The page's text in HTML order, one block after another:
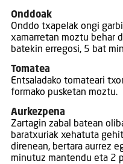
Onddoak
Onddo txapelak ongi
xamarretan moztu behar
batekin erregosi, 5 bat
Tomatea
Entsaladako tomateari
formako pusketan moztu.
Aurkezpena
Zartagin zabal batean
baratxuriak xehatuta
direnean, bertara aurrez
minutuz mantendu eta 2